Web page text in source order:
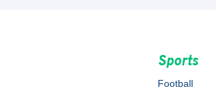
Sports
Football